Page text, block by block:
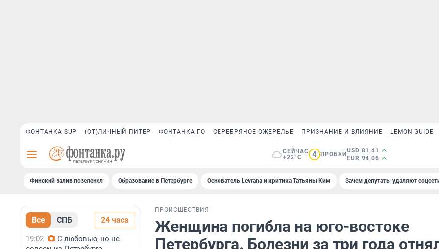
ФОНТАНКА SUP (ОТ)ЛИЧНЫЙ ПИТЕР ФОНТАНКА ГО СЕРЕБРЯНОЕ ОЖЕРЕЛЬЕ ПРИЗНАНИЕ И ВЛИЯНИЕ LEMON GUIDE
СЕЙЧАС
+22°C
4 ПРОБКИ
USD 81,41
EUR 94,06
Финский залив позеленел Образование в Петербурге Основатель Levrana и критика Татьяны Ким Зачем депутаты удаляют
Все СПБ 24 часа
19:02
С любовью, но не
ПРОИСШЕСТВИЯ
Женщина погибла на юго-востоке
Петербурга. Болезни за три года